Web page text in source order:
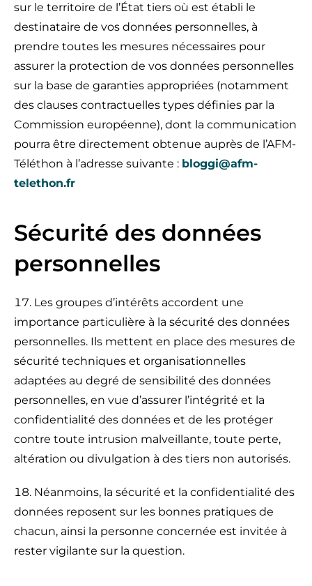
sur le territoire de l’État tiers où est établi le
destinataire de vos données personnelles, à
prendre toutes les mesures nécessaires pour
assurer la protection de vos données personnelles
sur la base de garanties appropriées (notamment
des clauses contractuelles types définies par la
Commission européenne), dont la communication
pourra être directement obtenue auprès de l’AFM-
Téléthon à l’adresse suivante : bloggi@afm-
telethon.fr
Sécurité des données
personnelles
Les groupes d’intérêts accordent une
importance particulière à la sécurité des données
personnelles. Ils mettent en place des mesures de
sécurité techniques et organisationnelles
adaptées au degré de sensibilité des données
personnelles, en vue d’assurer l’intégrité et la
confidentialité des données et de les protéger
contre toute intrusion malveillante, toute perte,
altération ou divulgation à des tiers non autorisés.
Néanmoins, la sécurité et la confidentialité des
données reposent sur les bonnes pratiques de
chacun, ainsi la personne concernée est invitée à
rester vigilante sur la question.